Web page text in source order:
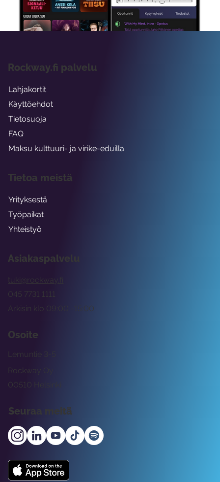
viikon ajaksi.
Asiakaspalvelu
tuki@rockway.fi
Arkisin klo 09:00 -15:00
045 7731 1111
Osoite
Rockway Oy
Lemuntie 3-5
00510 Helsinki
Seuraa meitä
Rockway.fi palvelu
Lahjakortit
Käyttöehdot
Tietosuoja
FAQ
Maksu kulttuuri- ja virike-eduilla
Tietoa meistä
Yrityksestä
Työpaikat
Yhteistyö